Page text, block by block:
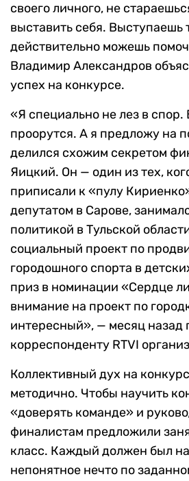
своего личного, не
выставить себя. Выступаешь
действительно можешь
Владимир Александров
успех на конкурсе.
«Я специально не лез в спор.
проорутся. А я предложу на
делился схожим секретом
Яицкий. Он — один из тех,
приписали к «пулу
депутатом в Сарове,
политикой в Тульской
социальный проект по
городошного спорта в
приз в номинации «Сердце
внимание на проект по
интересный», — месяц назад
корреспонденту RTVI
Коллективный дух на
методично. Чтобы научить
«доверять команде» и
финалистам предложили
класс. Каждый должен был
непонятное нечто по